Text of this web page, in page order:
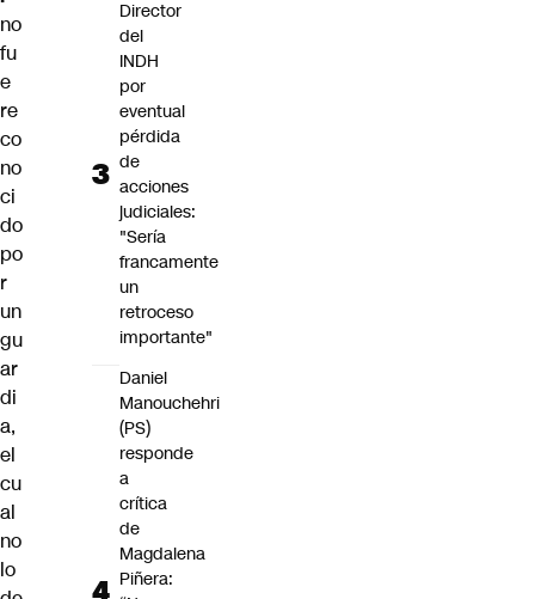
no
fu
e
re
co
no
ci
do
po
r
un
gu
ar
di
a,
el
cu
al
no
lo
Director
del
INDH
por
eventual
pérdida
de
acciones
judiciales:
"Sería
francamente
un
retroceso
importante"
Daniel
Manouchehri
(PS)
responde
a
crítica
de
Magdalena
Piñera: